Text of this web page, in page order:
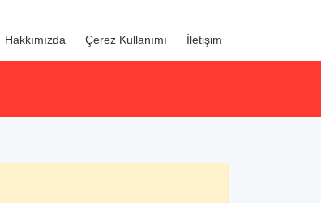
Hakkımızda Çerez Kullanımı İletişim